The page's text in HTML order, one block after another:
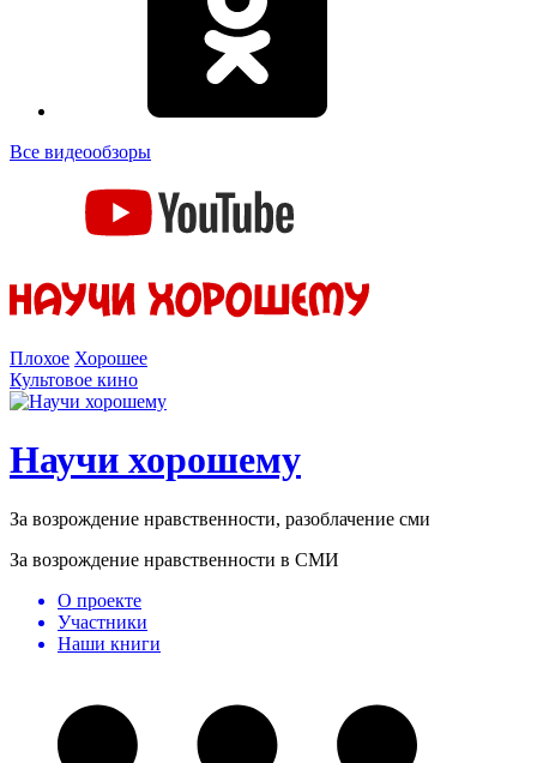
Все видеообзоры
Плохое Хорошее
Культовое кино
Научи хорошему
За возрождение нравственности, разоблачение сми
За возрождение нравственности в СМИ
О проекте
Участники
Наши книги